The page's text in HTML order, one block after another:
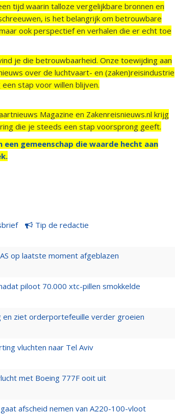
tijd waarin talloze vergelijkbare bronnen en
is het belangrijk om betrouwbare
ook perspectief en verhalen die er echt toe
je die betrouwbaarheid. Onze toewijding aan
over de luchtvaart- en (zaken)reisindustrie
stap voor willen blijven.
Magazine en Zakenreisnieuws.nl krijg
die je steeds een stap voorsprong geeft.
gemeenschap die waarde hecht aan
Tip de redactie
op laatste moment afgeblazen
piloot 70.000 xtc-pillen smokkelde
ziet orderportefeuille verder groeien
vluchten naar Tel Aviv
met Boeing 777F ooit uit
afscheid nemen van A220-100-vloot